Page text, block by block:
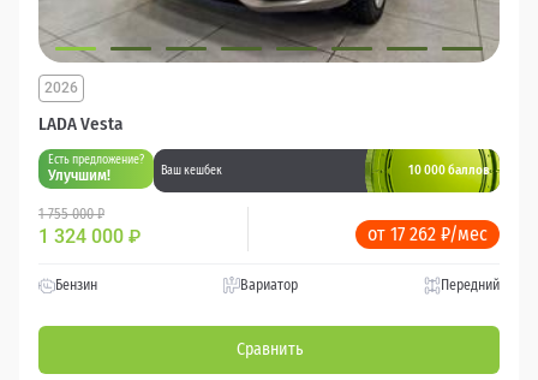
LADA Vesta
2026
Есть предложение?
Улучшим! Ваш кешбек 10 000 баллов
1 755 000 ₽
1 324 000 ₽ от 17 262 ₽/мес
Бензин Вариатор Передний
Сравнить